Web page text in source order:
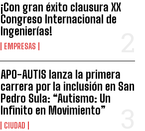
¡Con gran éxito clausura XX
Congreso Internacional de
Ingenierías!
EMPRESAS
APO-AUTIS lanza la primera
carrera por la inclusión en San
Pedro Sula: “Autismo: Un
Infinito en Movimiento”
CIUDAD